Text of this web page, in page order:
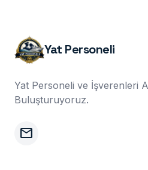
Yat Personeli
Yat Personeli ve İşverenleri
Buluşturuyoruz.
mail